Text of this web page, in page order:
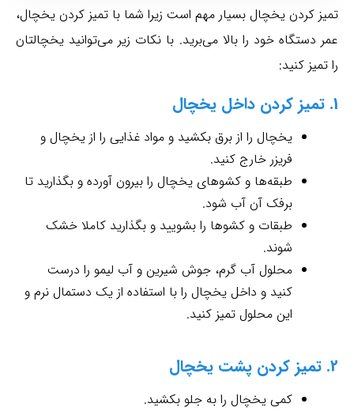
تمیز کردن یخچال بسیار مهم است زیرا شما با تمیز کردن یخچال،
عمر دستگاه خود را بالا می‌برید. با نکات زیر می‌توانید یخچالتان
را تمیز کنید:
1. تمیز کردن داخل یخچال
یخچال را از برق بکشید و مواد غذایی را از یخچال و
فریزر خارج کنید.
طبقه‌ها و کشوهای یخچال را بیرون آورده و بگذارید تا
برفک آن آب شود.
طبقات و کشوها را بشویید و بگذارید کاملا خشک
شوند.
محلول آب گرم، جوش شیرین و آب لیمو را درست
کنید و داخل یخچال را با استفاده از یک دستمال نرم و
این محلول تمیز کنید.
2. تمیز کردن پشت یخچال
کمی یخچال را به جلو بکشید.